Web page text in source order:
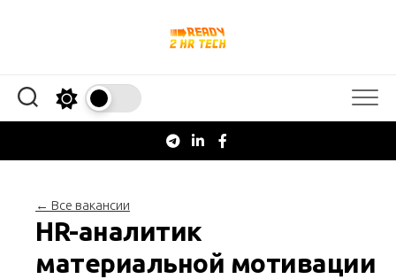
← Все вакансии
HR-аналитик
материальной мотивации